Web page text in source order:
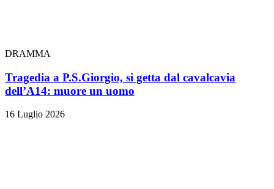
DRAMMA
Tragedia a P.S.Giorgio, si getta dal cavalcavia
dell’A14: muore un uomo
16 Luglio 2026